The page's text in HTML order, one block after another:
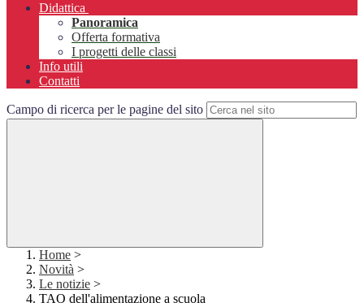
Didattica
Panoramica
Offerta formativa
I progetti delle classi
Info utili
Contatti
Campo di ricerca per le pagine del sito
Home >
Novità >
Le notizie >
TAO dell'alimentazione a scuola